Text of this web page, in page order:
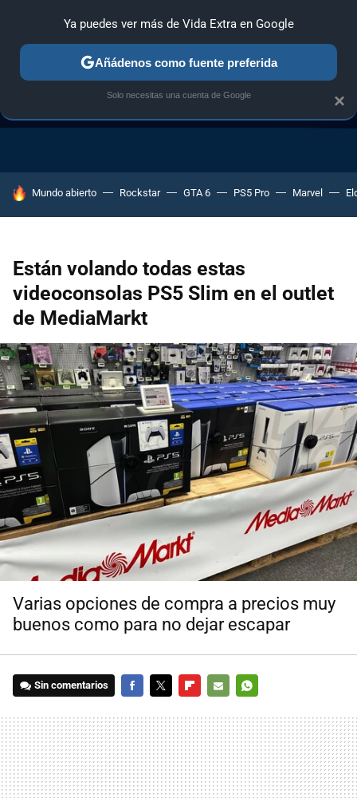
OFERTAS
HOY SE HABLA DE
Mundo abierto Rockstar GTA 6 PS5 Pro Marvel
Están volando todas estas
videoconsolas PS5 Slim en el outlet
de MediaMarkt
Varias opciones de compra a precios muy
buenos como para no dejar escapar
Sin comentarios
MAIL
×
Ya puedes ver más de Vida Extra en Google
Añádenos como fuente preferida
Solo necesitas una cuenta de Google